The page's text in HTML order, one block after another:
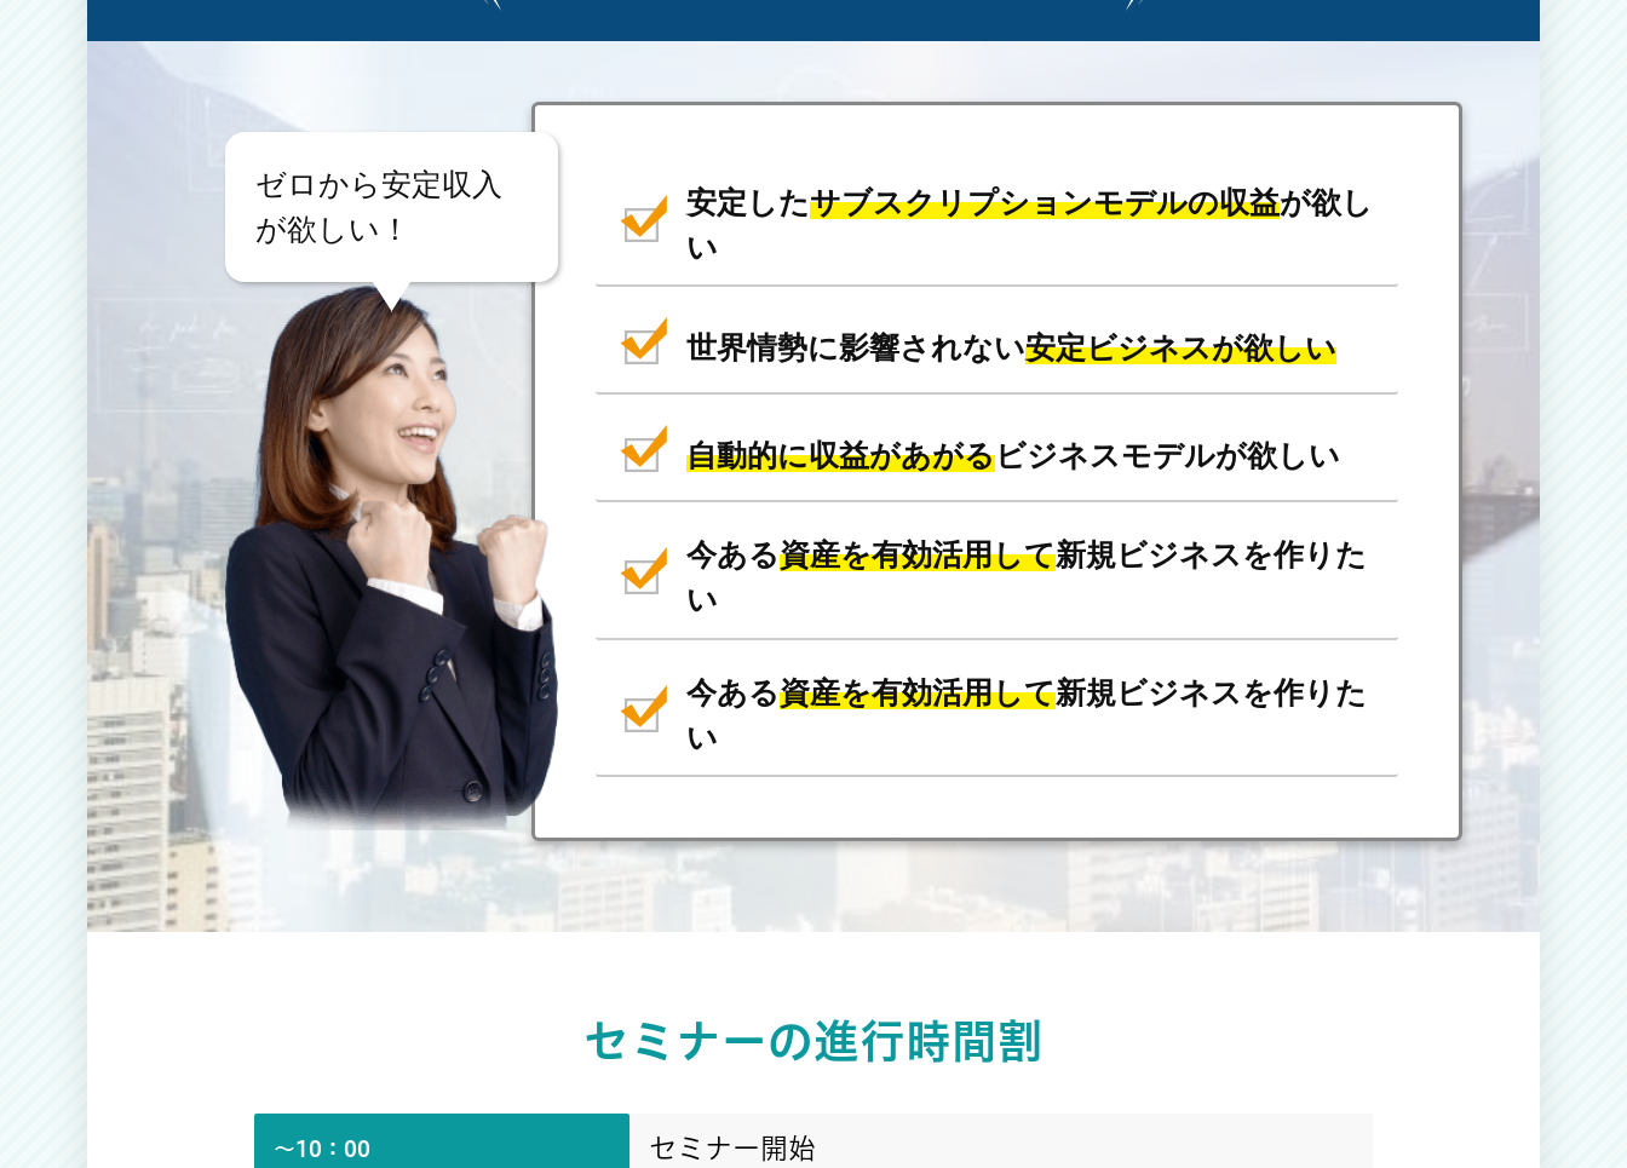
ゼロから安定収入
が欲しい！
安定したサブスクリプションモデルの収益が欲し
い
世界情勢に影響されない安定ビジネスが欲しい
自動的に収益があがるビジネスモデルが欲しい
今ある資産を有効活用して新規ビジネスを作りた
い
今ある資産を有効活用して新規ビジネスを作りた
い
セミナーの進行時間割
～10：00 セミナー開始